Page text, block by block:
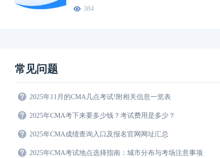
384
常见问题
2025年11月的CMA几点考试!附相关信息一览表
2025年CMA考下来要多少钱？考试费用是多少？
2025年CMA成绩查询入口及报名官网网址汇总
2025年CMA考试地点选择指南：城市分布与考场注意事项